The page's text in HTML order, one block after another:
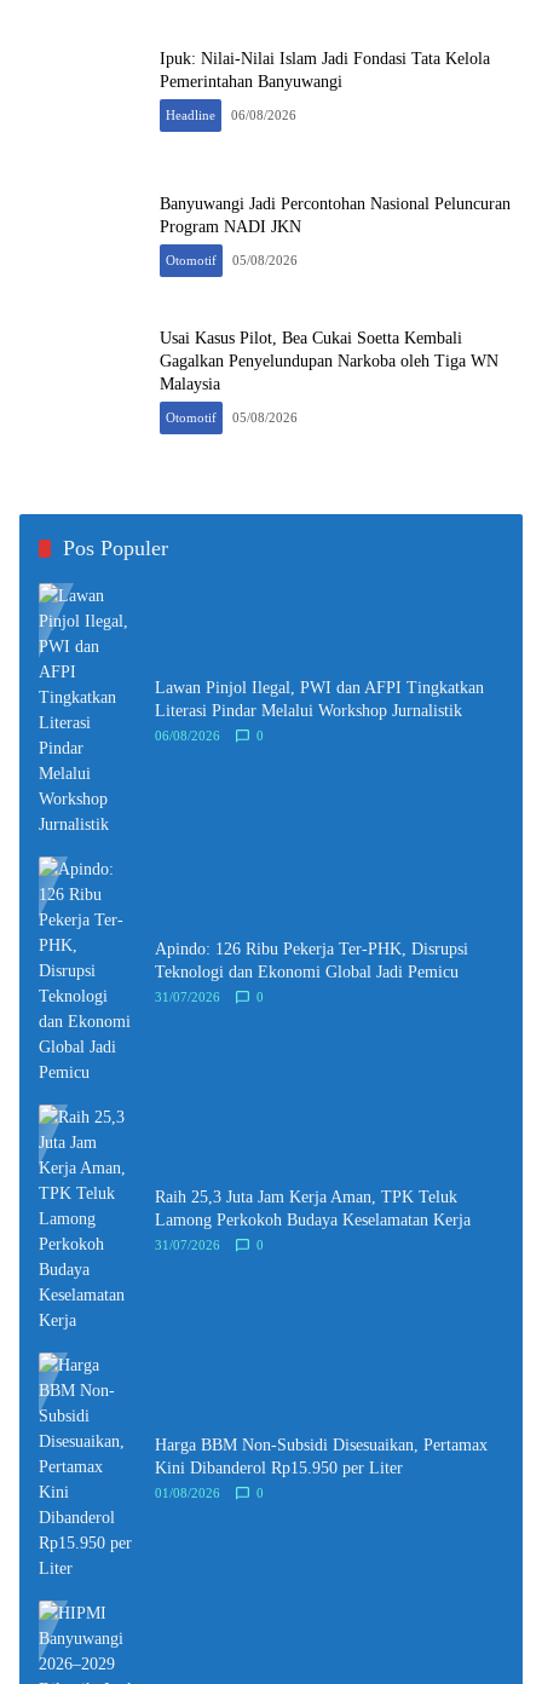
Ipuk: Nilai-Nilai Islam Jadi Fondasi Tata Kelola
Pemerintahan Banyuwangi
Headline 06/08/2026
Banyuwangi Jadi Percontohan Nasional Peluncuran
Program NADI JKN
Otomotif 05/08/2026
Usai Kasus Pilot, Bea Cukai Soetta Kembali
Gagalkan Penyelundupan Narkoba oleh Tiga WN
Malaysia
Otomotif 05/08/2026
Pos Populer
Lawan Pinjol Ilegal, PWI dan AFPI Tingkatkan
Literasi Pindar Melalui Workshop Jurnalistik
06/08/2026 0
Apindo: 126 Ribu Pekerja Ter-PHK, Disrupsi
Teknologi dan Ekonomi Global Jadi Pemicu
31/07/2026 0
Raih 25,3 Juta Jam Kerja Aman, TPK Teluk
Lamong Perkokoh Budaya Keselamatan Kerja
31/07/2026 0
Harga BBM Non-Subsidi Disesuaikan, Pertamax
Kini Dibanderol Rp15.950 per Liter
01/08/2026 0